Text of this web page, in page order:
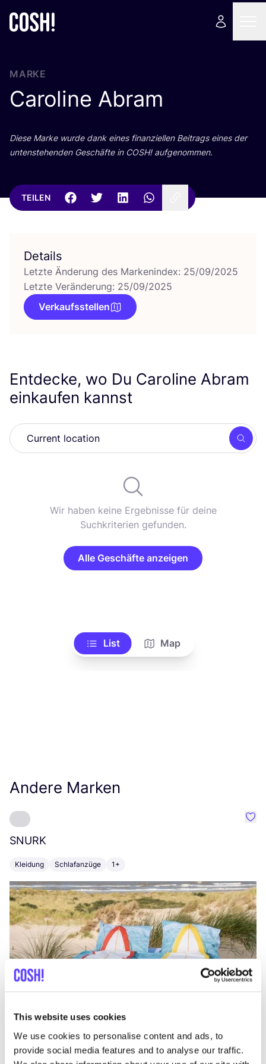
This website uses cookies
We use cookies to personalise content and ads, to
provide social media features and to analyse our traffic.
MARKE
Caroline Abram
Die­se Mar­ke wur­de dank eines finan­zi­el­len Bei­trags eines der
unten­ste­hen­den Geschäf­te in COSH! aufgenommen.
TEILEN
Details
Letzte Änderung des Markenindex: 25/09/2025
Letzte Veränderung: 25/09/2025
Verkaufsstellen
Entdecke, wo Du Caroline Abram
einkaufen kannst
Wir haben keine Ergebnisse für deine
Suchkriterien gefunden.
Alle Geschäfte anzeigen
List Map
Andere Marken
SNURK
Kleidung Schlafanzüge 1+